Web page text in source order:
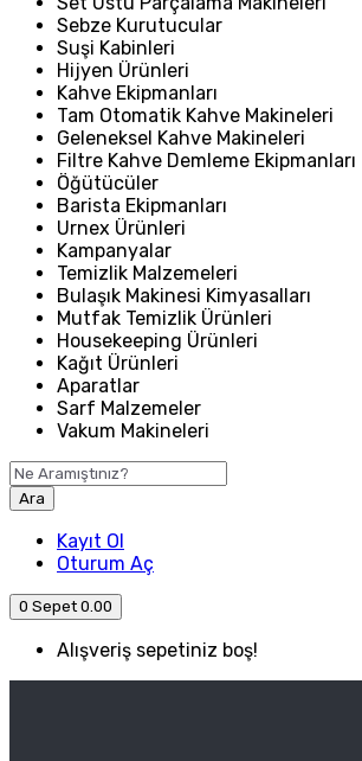
Sebze Kurutucular
Suşi Kabinleri
Hijyen Ürünleri
Kahve Ekipmanları
Tam Otomatik Kahve Makineleri
Geleneksel Kahve Makineleri
Filtre Kahve Demleme Ekipmanları
Öğütücüler
Barista Ekipmanları
Urnex Ürünleri
Kampanyalar
Temizlik Malzemeleri
Bulaşık Makinesi Kimyasalları
Mutfak Temizlik Ürünleri
Housekeeping Ürünleri
Kağıt Ürünleri
Aparatlar
Sarf Malzemeler
Vakum Makineleri
Ara
Kayıt Ol
Oturum Aç
0 Sepet 0.00
Alışveriş sepetiniz boş!